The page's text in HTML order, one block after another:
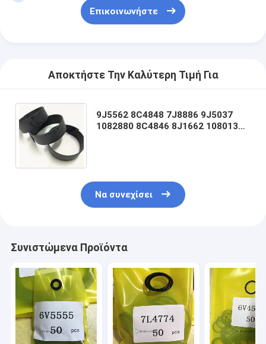
Επικοινωνήστε
Αποκτήστε Την Καλύτερη Τιμή Για
9J5562 8C4848 7J8886 9J5037
1082880 8C4846 8J1662 1080131
Να συνεχίσει
Συνιστώμενα Προϊόντα